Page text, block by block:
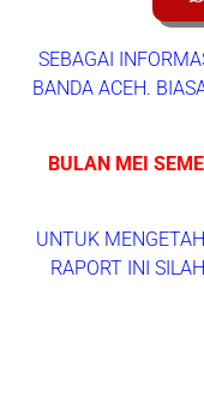
SEBAGAI
BANDA ACEH.
BULAN MEI
UNTUK
RAPORT INI